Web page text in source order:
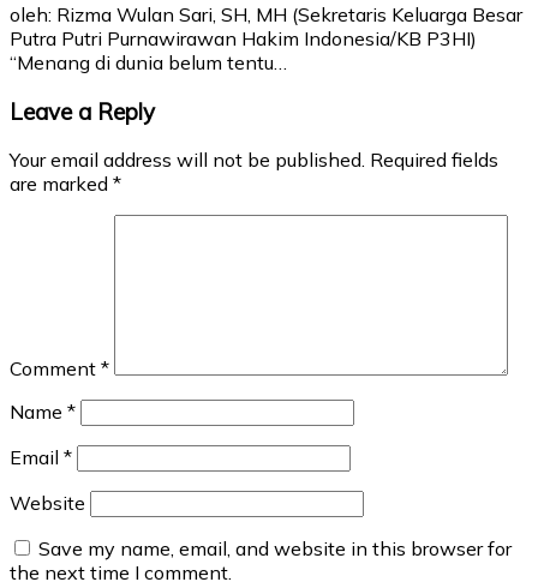
oleh: Rizma Wulan Sari, SH, MH (Sekretaris Keluarga Besar
Putra Putri Purnawirawan Hakim Indonesia/KB P3HI)
“Menang di dunia belum tentu…
Leave a Reply
Your email address will not be published. Required fields
are marked *
Comment *
Name *
Email *
Website
Save my name, email, and website in this browser for
the next time I comment.